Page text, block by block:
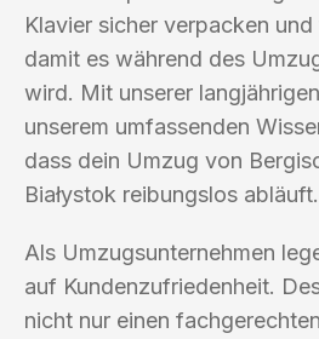
Klavier sicher verpacken
damit es während des
wird. Mit unserer
unserem umfassenden
dass dein Umzug von
Białystok reibungslos abläuft.
Als Umzugsunternehmen
auf Kundenzufriedenheit.
nicht nur einen